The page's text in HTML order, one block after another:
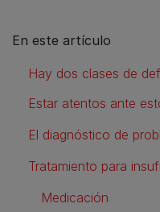
En este artículo
Hay dos clases de
Estar atentos ante
El diagnóstico de
Tratamiento para
Medicación